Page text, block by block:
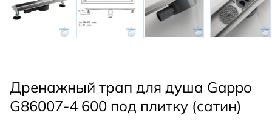
Дренажный трап для душа Gappo
G86007-4 600 под плитку (сатин)